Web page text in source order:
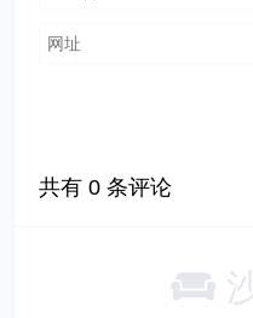
共有0 条评论